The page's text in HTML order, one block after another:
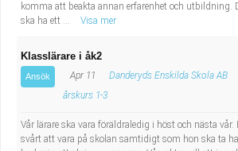
komma att beakta annan erfarenhet och utbildning.
ska ha ett ...
Visa mer
Klasslärare i åk2
Ansök Apr 11 Danderyds Enskilda Skola AB
årskurs 1-3
Vår lärare ska vara föräldraledig i höst och nästa
svårt att vara på skolan samtidigt som hon ska ta